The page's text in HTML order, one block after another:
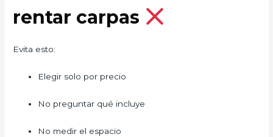
rentar carpas
Evita esto:
Elegir solo por precio
No preguntar qué incluye
No medir el espacio